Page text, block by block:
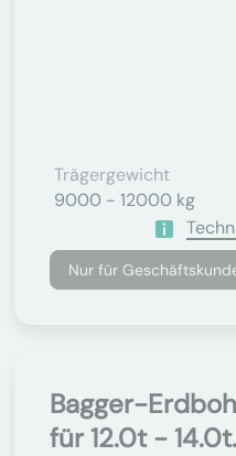
Trägergewicht
9000 - 12000 kg
Nur für
Bagger-
für 12.0t -